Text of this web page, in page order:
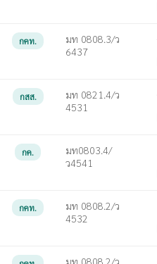
กคท.
มท 0808.3/ว
6437
กสส.
มท 0821.4/ว
4531
กค.
มท0803.4/
ว4541
กคท.
มท 0808.2/ว
4532